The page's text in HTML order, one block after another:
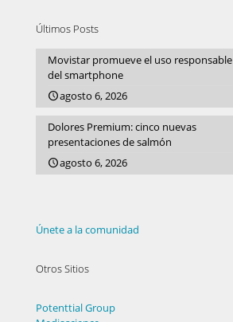
Últimos Posts
Movistar promueve el uso responsable
del smartphone
agosto 6, 2026
Dolores Premium: cinco nuevas
presentaciones de salmón
agosto 6, 2026
Únete a la comunidad
Otros Sitios
Potenttial Group